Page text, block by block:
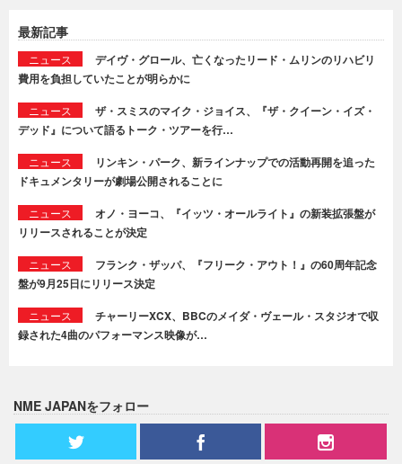
最新記事
ニュース
デイヴ・グロール、亡くなったリード・ムリンのリハビリ
費用を負担していたことが明らかに
ニュース
ザ・スミスのマイク・ジョイス、『ザ・クイーン・イズ・
デッド』について語るトーク・ツアーを行…
ニュース
リンキン・パーク、新ラインナップでの活動再開を追った
ドキュメンタリーが劇場公開されることに
ニュース
オノ・ヨーコ、『イッツ・オールライト』の新装拡張盤が
リリースされることが決定
ニュース
フランク・ザッパ、『フリーク・アウト！』の60周年記念
盤が9月25日にリリース決定
ニュース
チャーリーXCX、BBCのメイダ・ヴェール・スタジオで収
録された4曲のパフォーマンス映像が…
NME JAPANをフォロー